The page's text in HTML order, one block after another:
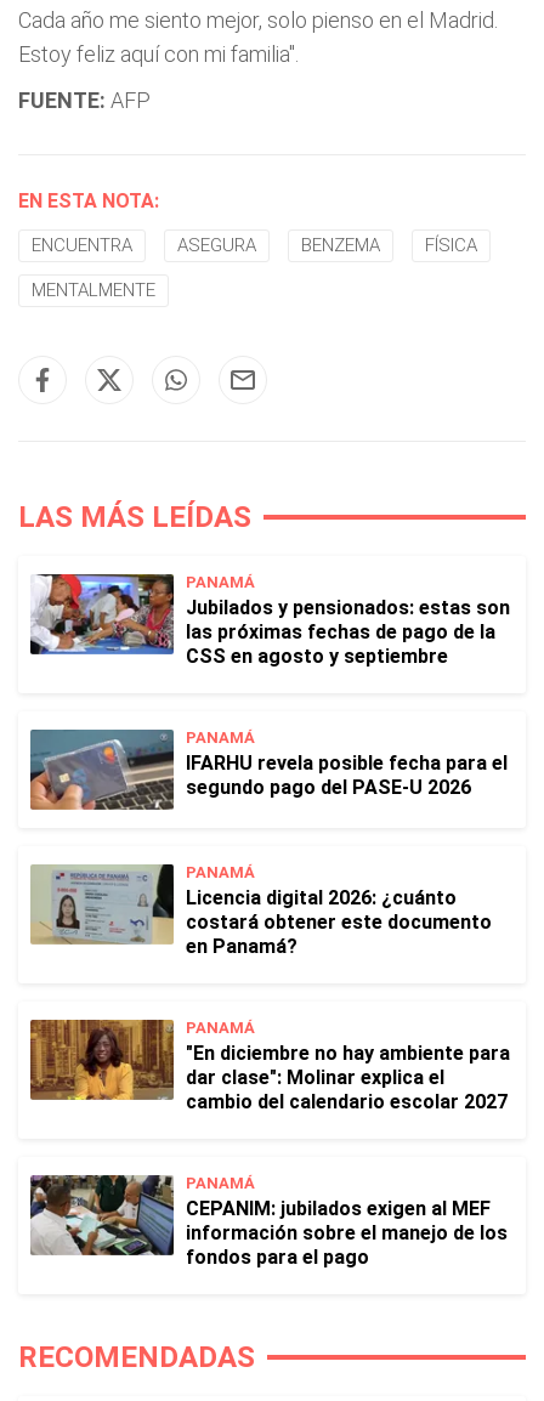
Cada año me siento mejor, solo pienso en el Madrid.
Estoy feliz aquí con mi familia".
FUENTE: AFP
EN ESTA NOTA:
ENCUENTRA ASEGURA BENZEMA FÍSICA
MENTALMENTE
LAS MÁS LEÍDAS
PANAMÁ
Jubilados y pensionados: estas son
las próximas fechas de pago de la
CSS en agosto y septiembre
PANAMÁ
IFARHU revela posible fecha para el
segundo pago del PASE-U 2026
PANAMÁ
Licencia digital 2026: ¿cuánto
costará obtener este documento
en Panamá?
PANAMÁ
"En diciembre no hay ambiente para
dar clase": Molinar explica el
cambio del calendario escolar 2027
PANAMÁ
CEPANIM: jubilados exigen al MEF
información sobre el manejo de los
fondos para el pago
RECOMENDADAS